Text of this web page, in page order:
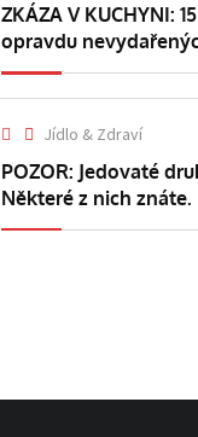
ZKÁZA V KUCHYNI:
opravdu
Jídlo & Zdraví
POZOR: Jedovaté
Některé z nich znáte.